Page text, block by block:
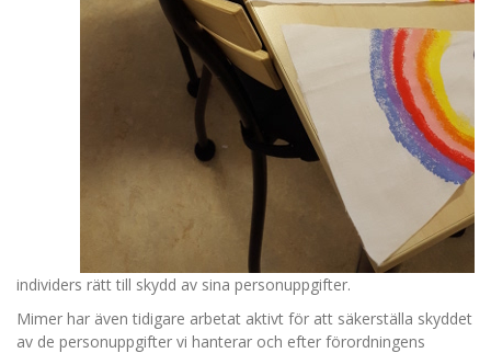
individers rätt till skydd av sina personuppgifter.
Mimer har även tidigare arbetat aktivt för att säkerställa skyddet
av de personuppgifter vi hanterar och efter förordningens